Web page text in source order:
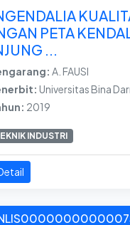
PETA
...
A. FAUSI
Universitas Bina
2019
INDUSTRI